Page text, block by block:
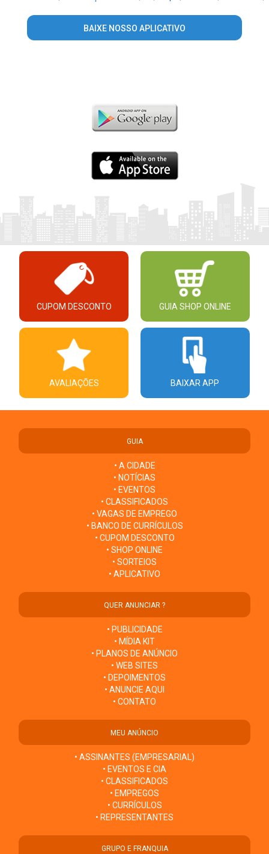
BAIXE NOSSO APLICATIVO
CUPOM DESCONTO GUIA SHOP ONLINE
AVALIAÇÕES BAIXAR APP
GUIA
• A CIDADE
• NOTÍCIAS
• EVENTOS
• CLASSIFICADOS
• VAGAS DE EMPREGO
• BANCO DE CURRÍCULOS
• CUPOM DESCONTO
• SHOP ONLINE
• SORTEIOS
• APLICATIVO
QUER ANUNCIAR ?
• PUBLICIDADE
• MÍDIA KIT
• PLANOS DE ANÚNCIO
• WEB SITES
• DEPOIMENTOS
• ANUNCIE AQUI
• CONTATO
MEU ANÚNCIO
• ASSINANTES (EMPRESARIAL)
• EVENTOS E CIA
• CLASSIFICADOS
• EMPREGOS
• CURRÍCULOS
• REPRESENTANTES
GRUPO E FRANQUIA